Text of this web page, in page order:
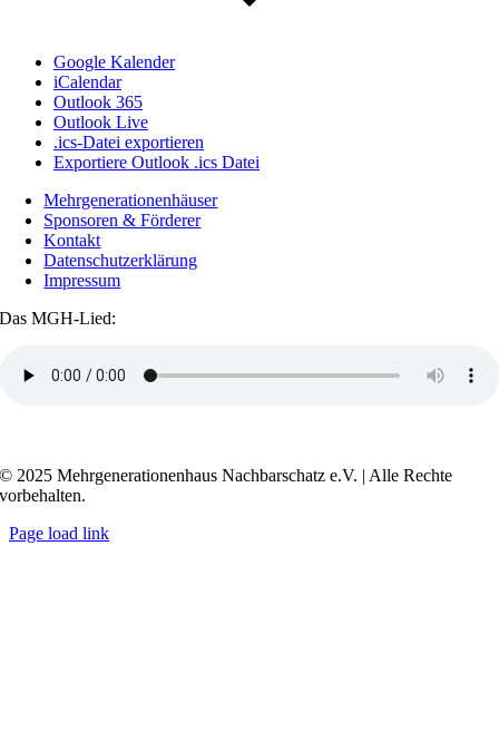
Google Kalender
iCalendar
Outlook 365
Outlook Live
.ics-Datei exportieren
Exportiere Outlook .ics Datei
Mehrgenerationenhäuser
Sponsoren & Förderer
Kontakt
Datenschutzerklärung
Impressum
Das MGH-Lied:
© 2025 Mehrgenerationenhaus Nachbarschatz e.V. | Alle Rechte
vorbehalten.
Page load link